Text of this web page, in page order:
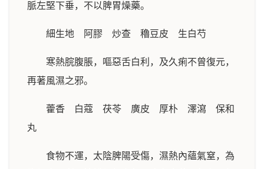
脈左堅下垂，不以脾胃燥藥。
細生地 阿膠 炒查 穭豆皮 生白芍
寒熱脘腹脹，嘔惡舌白利，及久痢不曾復元，
再著風濕之邪。
藿香 白蔻 茯苓 廣皮 厚朴 澤瀉 保和
丸
食物不運，太陰脾陽受傷，濕熱內蘊氣窒，為